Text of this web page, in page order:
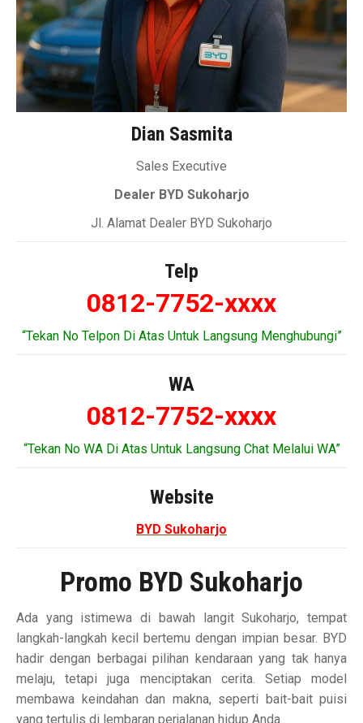
Dian Sasmita
Sales Executive
Dealer BYD Sukoharjo
Jl. Alamat Dealer BYD Sukoharjo
Telp
0812-7752-xxxx
“Tekan No Telpon Di Atas Untuk Langsung Menghubungi”
WA
0812-7752-xxxx
“Tekan No WA Di Atas Untuk Langsung Chat Melalui WA”
Website
BYD Sukoharjo
Promo BYD Sukoharjo
Ada yang istimewa di bawah langit Sukoharjo, tempat
langkah-langkah kecil bertemu dengan impian besar. BYD
hadir dengan berbagai pilihan kendaraan yang tak hanya
melaju, tetapi juga menciptakan cerita. Setiap model
membawa keindahan dan makna, seperti bait-bait puisi
yang tertulis di lembaran perjalanan hidup Anda.